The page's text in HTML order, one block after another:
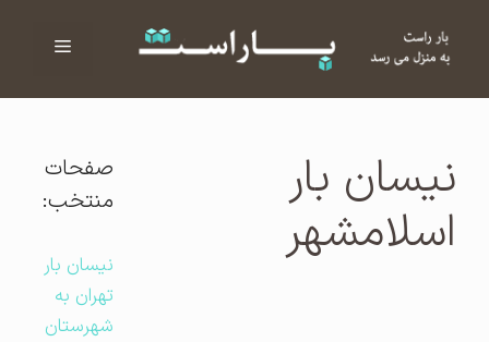
فهرست
نیسان بار
اسلامشهر
صفحات
منتخب:
نیسان بار
تهران به
شهرستان